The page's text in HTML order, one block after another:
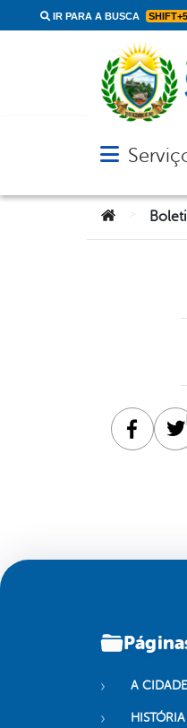
IR PARA A BUSCA SHIFT+5
Abrir menu
Você está
A CIDADE
HISTÓRIA